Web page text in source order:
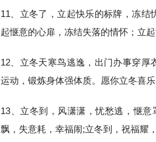
11、立冬了，立起快乐的标牌，冻
起惬意的心扉，冻结失落的情怀；立
12、立冬天寒鸟逃逸，出门办事穿
运动，锻炼身体强体质。愿你立冬喜
13、立冬到，风潇潇，忧愁逃，惬
飘，失意耗，幸福闹;立冬到，祝福耀